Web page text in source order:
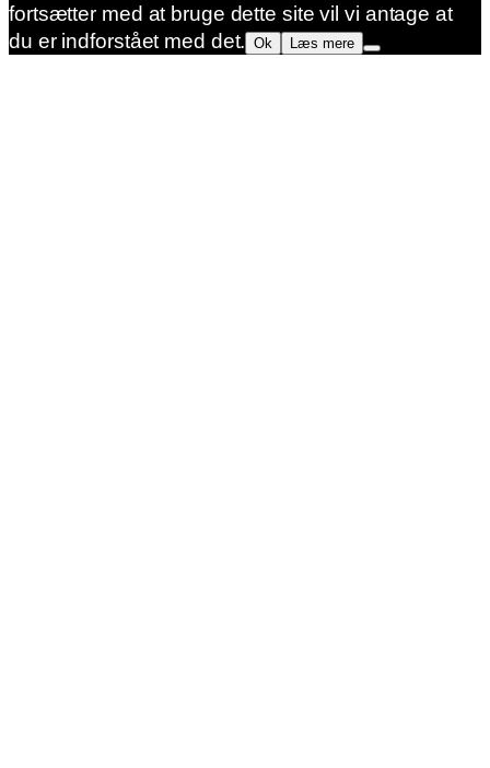
fortsætter med at bruge dette site vil vi antage at
du er indforstået med det. Ok Læs mere